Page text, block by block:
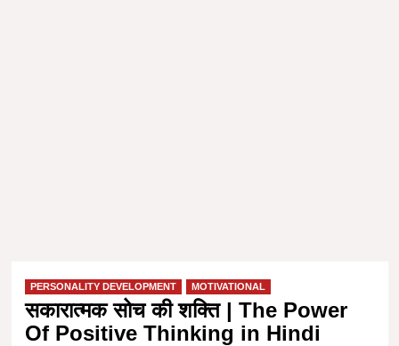
PERSONALITY DEVELOPMENT MOTIVATIONAL
सकारात्मक सोच की शक्ति | The Power
Of Positive Thinking in Hindi